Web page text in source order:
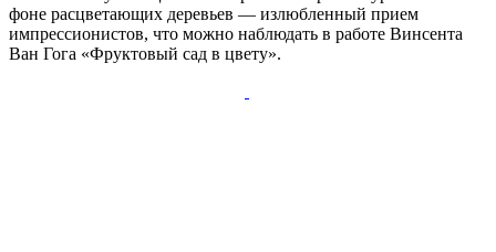
фоне расцветающих деревьев — излюбленный прием
импрессионистов, что можно наблюдать в работе Винсента
Ван Гога «Фруктовый сад в цвету».